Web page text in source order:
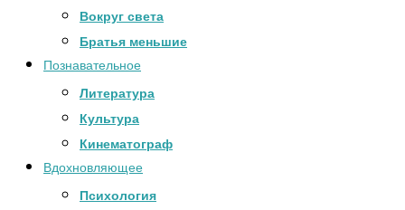
Вокруг света
Братья меньшие
Познавательное
Литература
Культура
Кинематограф
Вдохновляющее
Психология